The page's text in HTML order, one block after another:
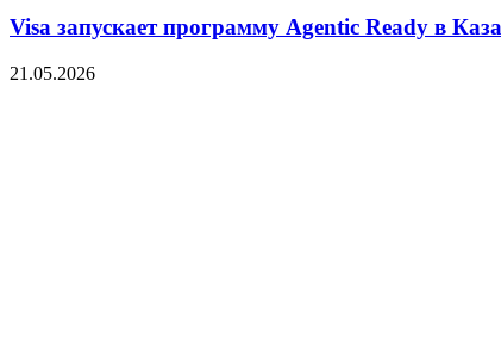
Visa запускает программу Agentic Ready в
21.05.2026